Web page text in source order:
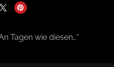
Tagen wie diesen…“